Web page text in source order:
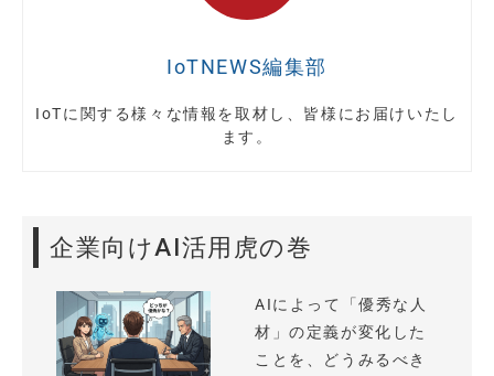
IoTNEWS編集部
IoTに関する様々な情報を取材し、皆様にお届けいたし
ます。
企業向けAI活用虎の巻
AIによって「優秀な人
材」の定義が変化した
ことを、どうみるべき